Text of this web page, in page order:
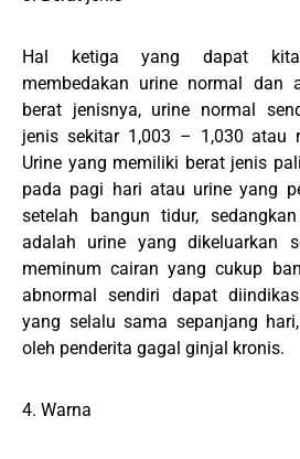
Hal ketiga yang dapat
membedakan urine normal dan
berat jenisnya, urine normal
jenis sekitar 1,003 – 1,030 atau
Urine yang memiliki berat jenis
pada pagi hari atau urine yang
setelah bangun tidur,
adalah urine yang dikeluarkan
meminum cairan yang cukup
abnormal sendiri dapat
yang selalu sama sepanjang
oleh penderita gagal ginjal kronis.
4. Warna